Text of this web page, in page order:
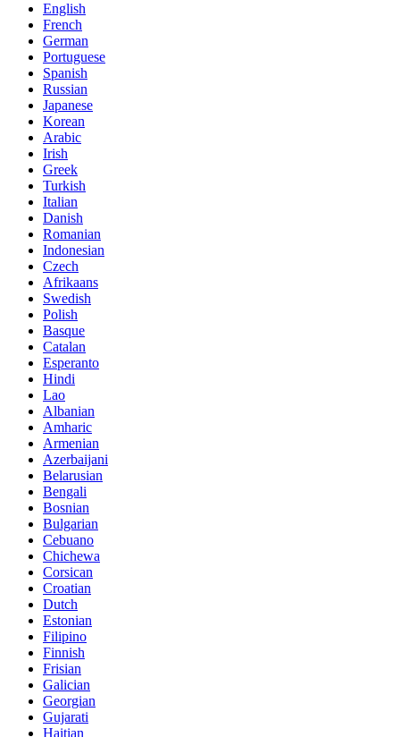
English
French
German
Portuguese
Spanish
Russian
Japanese
Korean
Arabic
Irish
Greek
Turkish
Italian
Danish
Romanian
Indonesian
Czech
Afrikaans
Swedish
Polish
Basque
Catalan
Esperanto
Hindi
Lao
Albanian
Amharic
Armenian
Azerbaijani
Belarusian
Bengali
Bosnian
Bulgarian
Cebuano
Chichewa
Corsican
Croatian
Dutch
Estonian
Filipino
Finnish
Frisian
Galician
Georgian
Gujarati
Haitian